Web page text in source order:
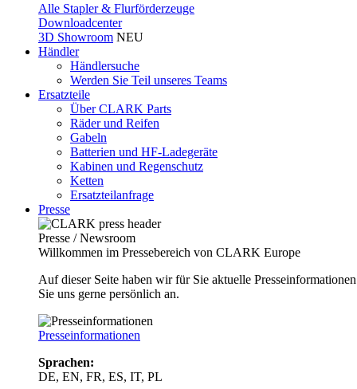
Alle Stapler & Flurförderzeuge
Downloadcenter
3D Showroom NEU
Händler
Händlersuche
Werden Sie Teil unseres Teams
Ersatzteile
Über CLARK Parts
Räder und Reifen
Gabeln
Batterien und HF-Ladegeräte
Kabinen und Regenschutz
Ketten
Ersatzteilanfrage
Presse
Presse / Newsroom
Willkommen im Pressebereich von CLARK Europe
Auf dieser Seite haben wir für Sie aktuelle
Sie uns gerne persönlich an.
Presseinformationen
Sprachen:
DE, EN, FR, ES, IT, PL